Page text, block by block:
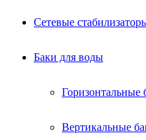
Сетевые
Баки для воды
Горизонтальные
Вертикальные